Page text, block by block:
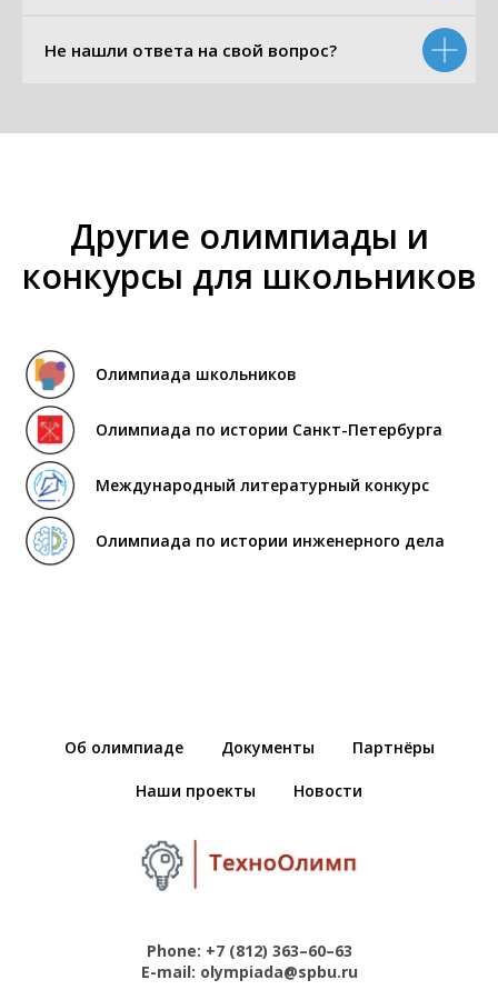
Не нашли ответа на свой вопрос?
Другие олимпиады и
конкурсы для школьников
Олимпиада школьников
Олимпиада по истории Санкт-Петербурга
Международный литературный конкурс
Олимпиада по истории инженерного дела
Об олимпиаде Документы Партнёры
Наши проекты Новости
Phone: +7 (812) 363–60–63
E-mail: olympiada@spbu.ru